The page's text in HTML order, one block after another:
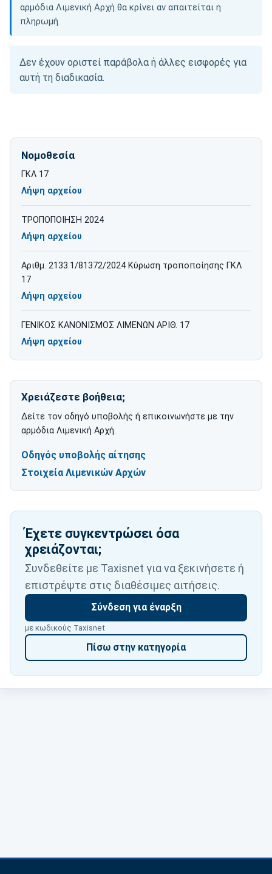
αρμόδια Λιμενική Αρχή θα κρίνει αν απαιτείται η
πληρωμή.
Δεν έχουν οριστεί παράβολα ή άλλες εισφορές για
αυτή τη διαδικασία.
Νομοθεσία
ΓΚΛ 17
Λήψη αρχείου
για ΓΚΛ 17
ΤΡΟΠΟΠΟΙΗΣΗ 2024
Λήψη αρχείου
για ΤΡΟΠΟΠΟΙΗΣΗ 2024
Αριθμ. 2133.1/81372/2024 Κύρωση τροποποίησης ΓΚΛ
17
Λήψη αρχείου
για Αριθμ. 2133.1/81372/2024 Κύρωση τροποποίησης ΓΚΛ
ΓΕΝΙΚΟΣ ΚΑΝΟΝΙΣΜΟΣ ΛΙΜΕΝΩΝ ΑΡΙΘ. 17
Λήψη αρχείου
Χρειάζεστε βοήθεια;
Δείτε τον οδηγό υποβολής ή επικοινωνήστε με την
αρμόδια Λιμενική Αρχή.
Οδηγός υποβολής αίτησης
Στοιχεία Λιμενικών Αρχών
Έχετε συγκεντρώσει όσα
χρειάζονται;
Συνδεθείτε με Taxisnet για να ξεκινήσετε ή
επιστρέψτε στις διαθέσιμες αιτήσεις.
Σύνδεση για έναρξη
με κωδικούς Taxisnet
Πίσω στην κατηγορία